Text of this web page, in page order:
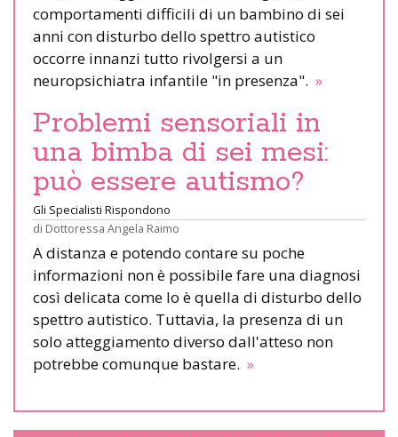
comportamenti difficili di un bambino di sei
anni con disturbo dello spettro autistico
occorre innanzi tutto rivolgersi a un
neuropsichiatra infantile "in presenza". »
Problemi sensoriali in
una bimba di sei mesi:
può essere autismo?
Gli Specialisti Rispondono
di Dottoressa Angela Raimo
A distanza e potendo contare su poche
informazioni non è possibile fare una diagnosi
così delicata come lo è quella di disturbo dello
spettro autistico. Tuttavia, la presenza di un
solo atteggiamento diverso dall'atteso non
potrebbe comunque bastare. »